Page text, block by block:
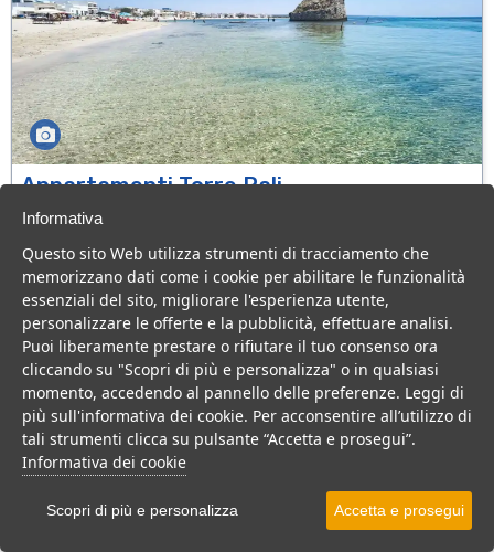
Appartamenti Torre Pali
Puglia > Salve > Torre Pali
Appartamenti case vacanza a pochi metri dal mare e dalle
spiagge di Torre Pali in Salento
Residence B&B Casa Vacanza
VEDI SU MAPPA
INFO STRUTTURA
APRI STRUTTURA
Informativa
Questo sito Web utilizza strumenti di tracciamento che
memorizzano dati come i cookie per abilitare le funzionalità
essenziali del sito, migliorare l'esperienza utente,
personalizzare le offerte e la pubblicità, effettuare analisi.
Puoi liberamente prestare o rifiutare il tuo consenso ora
cliccando su "Scopri di più e personalizza" o in qualsiasi
momento, accedendo al pannello delle preferenze. Leggi di
più sull'informativa dei cookie. Per acconsentire all’utilizzo di
tali strumenti clicca su pulsante “Accetta e prosegui”.
Informativa dei cookie
Scopri di più e personalizza Accetta e prosegui